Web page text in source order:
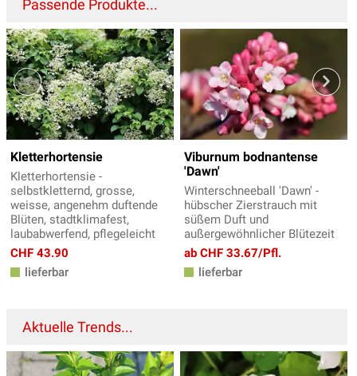
Passende Produkte...
Kletterhortensie
Kletterhortensie -
selbstkletternd, grosse,
weisse, angenehm duftende
Blüten, stadtklimafest,
laubabwerfend, pflegeleicht
CHF 43.90
lieferbar
Viburnum bodnantense
'Dawn'
Winterschneeball 'Dawn' -
hübscher Zierstrauch mit
süßem Duft und
außergewöhnlicher Blütezeit
ab CHF 33.67/Pfl.
lieferbar
Aktuelle Trends...